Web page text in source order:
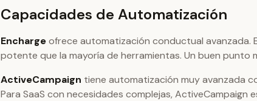
Capacidades de Automatización
Enchargeofrece automatización conductual avanzada.
potente que la mayoría de herramientas. Un buen punto
ActiveCampaign tiene automatización muy avanzada
Para SaaS con necesidades complejas, ActiveCampaign